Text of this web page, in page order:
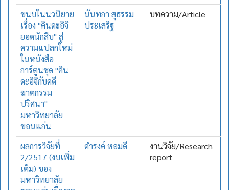
ขนบในนวนิยาย
เรื่อง "คินดะอิจิ
ยอดนักสืบ" สู่
ความแปลกใหม่
ในหนังสือ
การ์ตูนชุด "คิน
ดะอิจิกับคดี
ฆาตกรรม
ปริศนา"
มหาวิทยาลัย
ขอนแก่น
นันทกา สุธรรม
ประเสริฐ
บทความ/Article
ผลการวิจัยที่
2/2517 (งบเพิ่ม
เติม) ของ
มหาวิทยาลัย
ดำรงค์ หอมดี
งานวิจัย/Research
report